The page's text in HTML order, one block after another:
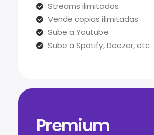
Streams ilimitados
Vende copias ilimitadas
Sube a Youtube
Sube a Spotify, Deezer, etc
Premium